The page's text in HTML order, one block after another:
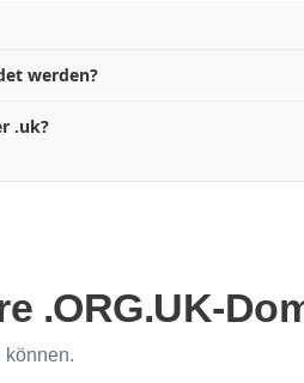
werden?
.uk?
.ORG.UK-
können.